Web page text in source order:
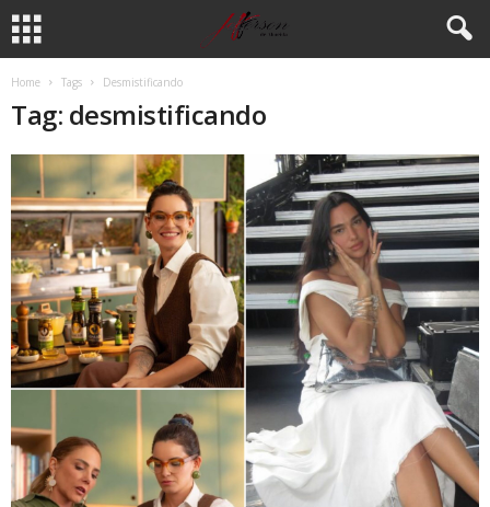
Home Tags Desmistificando
Tag: desmistificando